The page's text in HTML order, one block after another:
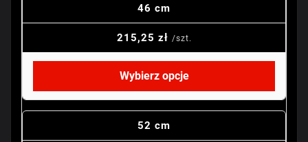
46 cm
215,25 zł /szt.
Wybierz opcje
52 cm